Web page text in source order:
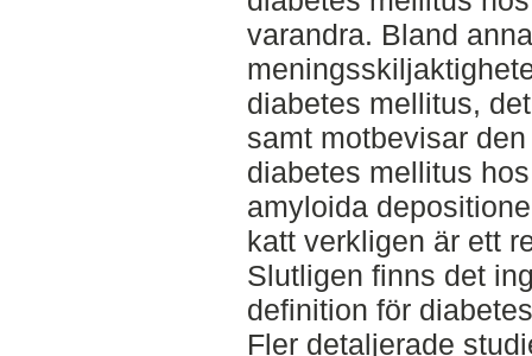
varandra. Bland
diabetes mellitus,
samt motbevisar
diabetes mellitus
amyloida
katt verkligen är ett
Slutligen finns det
definition för
Fler detaljerade